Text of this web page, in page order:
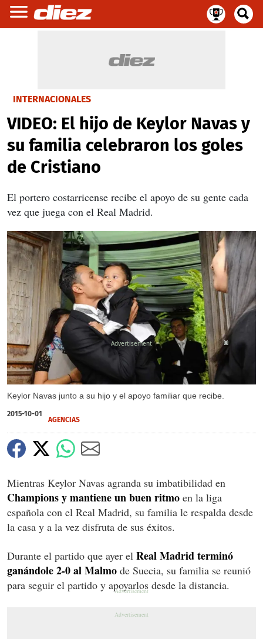
INTERNACIONALES
VIDEO: El hijo de Keylor Navas y
su familia celebraron los goles
de Cristiano
El portero costarricense recibe el apoyo de su gente cada
vez que juega con el Real Madrid.
Keylor Navas junto a su hijo y el apoyo familiar que recibe.
X
X
2015-10-01
AGENCIAS
Mientras Keylor Navas agranda su imbatibilidad en
Champions y mantiene un buen ritmo en la liga
española con el Real Madrid, su familia le respalda desde
la casa y a la vez disfruta de sus éxitos.
Durante el partido que ayer el Real Madrid terminó
ganándole 2-0 al Malmo de Suecia, su familia se reunió
para seguir el partido y apoyarlos desde la distancia.